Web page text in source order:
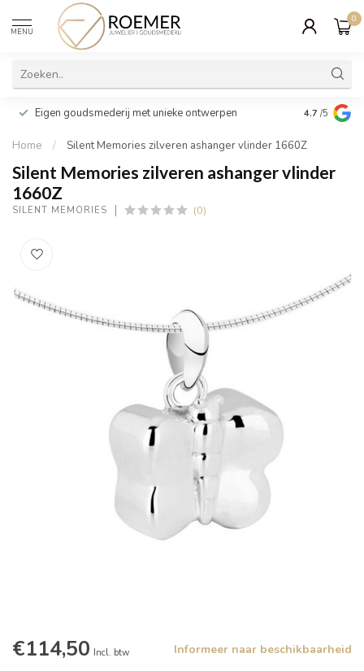
MENU
0
Eigen goudsmederij met unieke ontwerpen Wij
cadeau
4.7 /5
Home / Silent Memories zilveren ashanger vlinder 1660Z
Silent Memories zilveren ashanger vlinder
1660Z
SILENT MEMORIES (0)
€114,50 Incl. btw Informeer naar beschikbaarheid